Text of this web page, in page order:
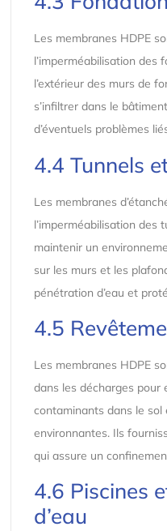
Les membranes HDPE
l’imperméabilisation des
l’extérieur des murs de
s’infiltrer dans le
d’éventuels problèmes
4.4 Tunnels
Les membranes
l’imperméabilisation des
maintenir un
sur les murs et les
pénétration d’eau et
4.5
Les membranes HDPE
dans les décharges pour
contaminants dans le
environnantes. Ils
qui assure un
4.6 Piscines
d’eau